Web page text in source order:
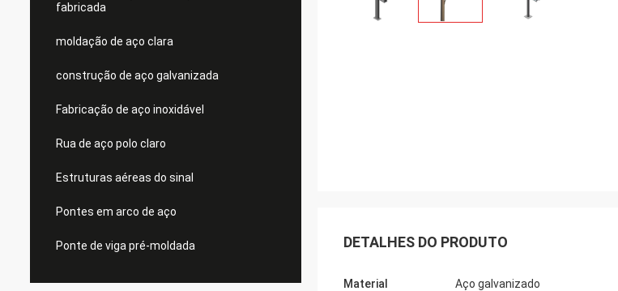
fabricada
moldação de aço clara
construção de aço galvanizada
Fabricação de aço inoxidável
Rua de aço polo claro
Estruturas aéreas do sinal
Pontes em arco de aço
Ponte de viga pré-moldada DETALHES DO PRODUTO
Material Aço galvanizado